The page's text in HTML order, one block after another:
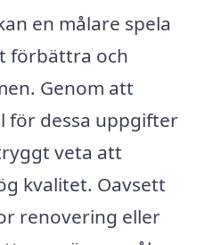
en målare spela
förbättra och
Genom att
för dessa uppgifter
veta att
kvalitet. Oavsett
renovering eller